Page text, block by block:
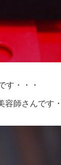
・・・
師さんです